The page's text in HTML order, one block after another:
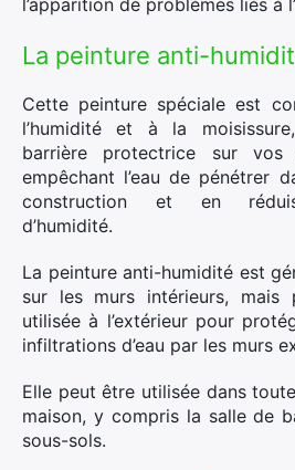
l’apparition de problèmes liés à
La peinture anti-
Cette peinture spéciale est
l’humidité et à la
barrière protectrice sur
empêchant l’eau de pénétrer
construction et en
d’humidité.
La peinture anti-humidité est
sur les murs intérieurs, mais
utilisée à l’extérieur pour
infiltrations d’eau par les murs
Elle peut être utilisée dans
maison, y compris la salle de
sous-sols.